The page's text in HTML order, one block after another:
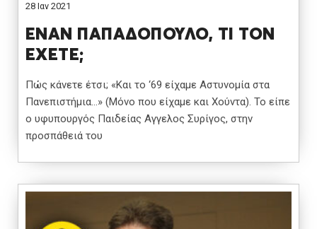
28 Ιαν 2021
ΕΝΑΝ ΠΑΠΑΔΟΠΟΥΛΟ, ΤΙ ΤΟΝ
ΕΧΕΤΕ;
Πώς κάνετε έτσι; «Και το ‘69 είχαμε Aστυνομία στα
Πανεπιστήμια…» (Μόνο που είχαμε και Χούντα). Το είπε
ο υφυπουργός Παιδείας Αγγελος Συρίγος, στην
προσπάθειά του